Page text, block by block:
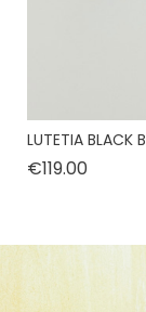
LUTETIA BLACK
€119.00